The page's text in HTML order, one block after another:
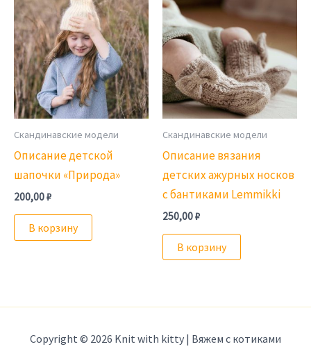
Скандинавские модели
Описание детской
шапочки «Природа»
200,00₽
В корзину
Скандинавские модели
Описание вязания
детских ажурных носков
с бантиками Lemmikki
250,00₽
В корзину
Copyright © 2026 Knit with kitty | Вяжем с котиками